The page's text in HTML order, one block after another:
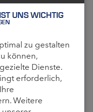
und bei
eine
wird so
da es sich
bezieht,
Rohstoffen oder
UNS WICHTIG
zu gestalten
können,
Dienste.
erforderlich,
Weitere